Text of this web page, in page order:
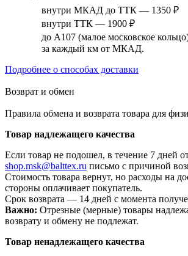
внутри МКАД до ТТК — 1350 ₽
внутри ТТК — 1900 ₽
до А107 (малое московское
за каждый км от МКАД.
Подробнее о способах доставки
Возврат и обмен
Правила обмена и возврата товара для
Товар надлежащего качества
Если товар не подошел, в течение 7 дней
shop.msk@balttex.ru письмо с причиной
Стоимость товара вернут, но расходы на
стороны оплачивает покупатель.
Срок возврата — 14 дней с момента
Важно: Отрезные (мерные) товары
возврату и обмену не подлежат.
Товар ненадлежащего качества